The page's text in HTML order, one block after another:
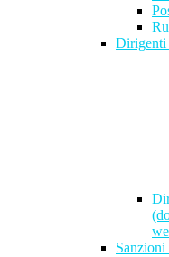
Dirigenti
Sanzioni